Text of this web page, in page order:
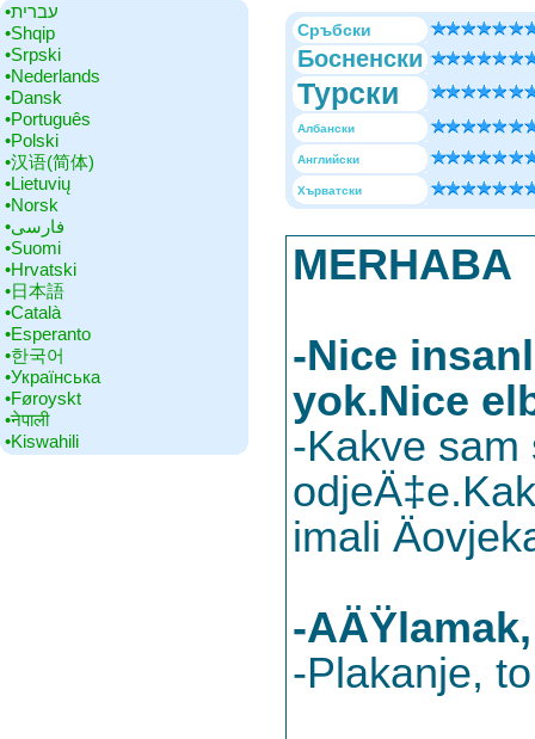
•‎עברית
•‎Shqip
•‎Srpski
•‎Nederlands
•‎Dansk
•‎Português
•‎Polski
•‎汉语(简体)
•‎Lietuvių
•‎Norsk
•‎فارسی
•‎Suomi
•‎Hrvatski
•‎日本語
•‎Català
•‎Esperanto
•‎한국어
•‎Українська
•‎Føroyskt
•‎नेपाली
•‎Kiswahili
Сръбски
Босненски
Турски
Албански
Английски
Хърватски
MERHABA
-Nice
yok.Nice
-Kakve sam
imali
-
-Plakanje,